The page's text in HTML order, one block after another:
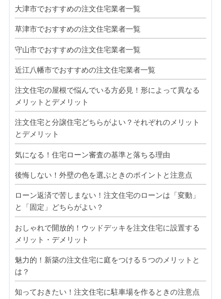
大津市でおすすめの注文住宅業者一覧
草津市でおすすめの注文住宅業者一覧
守山市でおすすめの注文住宅業者一覧
近江八幡市でおすすめの注文住宅業者一覧
注文住宅の屋根で悩んでいる方必見！形によって異なる
メリットとデメリット
注文住宅と分譲住宅どちらがよい？それぞれのメリット
とデメリット
気になる！住宅ローン審査の基準と落ちる理由
後悔しない！外壁の色を選ぶときのポイントと注意点
ローン返済で苦しまない！注文住宅のローンは「変動」
と「固定」どちらがよい？
おしゃれで開放的！ウッドデッキを注文住宅に設置する
メリット・デメリット
魅力的！新築の注文住宅に庭をつける５つのメリットと
は？
知っておきたい！注文住宅に駐車場を作るときの注意点